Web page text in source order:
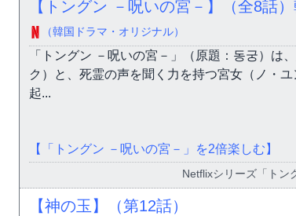
【トングン －呪いの宮－】（全8話
（韓国ドラマ・オリジナル）
「トングン －呪いの宮－」（原題：동궁）は
ク）と、死霊の声を聞く力を持つ宮女（ノ・
起...
【「トングン －呪いの宮－」を2倍楽しむ】
Netflixシリーズ「トン
【神の玉】（第12話）